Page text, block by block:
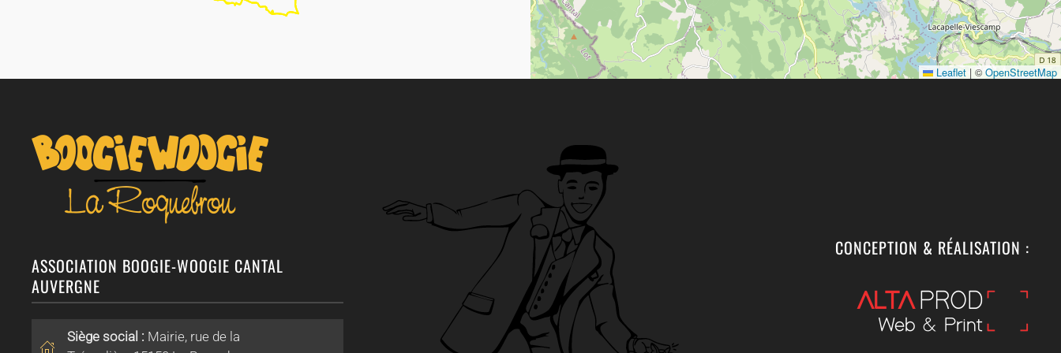
Leaflet | ©OpenStreetMap
ASSOCIATION BOOGIE-WOOGIE CANTAL
AUVERGNE
Siège social : Mairie, rue de la
CONCEPTION & RÉALISATION :